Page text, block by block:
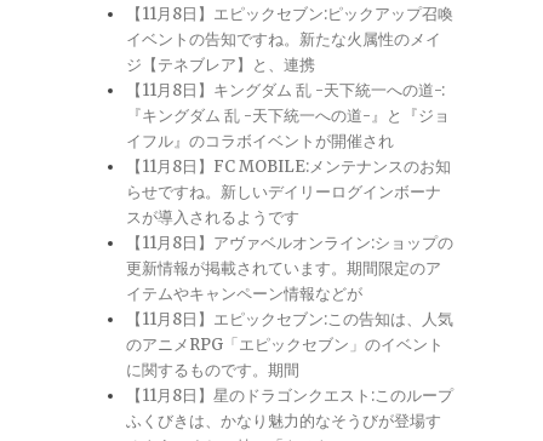
【11月8日】エピックセブン:ピックアップ召喚
イベントの告知ですね。新たな火属性のメイ
ジ【テネブレア】と、連携
【11月8日】キングダム 乱 -天下統一への道-:
『キングダム 乱 -天下統一への道-』と『ジョ
イフル』のコラボイベントが開催され
【11月8日】FC MOBILE:メンテナンスのお知
らせですね。新しいデイリーログインボーナ
スが導入されるようです
【11月8日】アヴァベルオンライン:ショップの
更新情報が掲載されています。期間限定のア
イテムやキャンペーン情報などが
【11月8日】エピックセブン:この告知は、人気
のアニメRPG「エピックセブン」のイベント
に関するものです。期間
【11月8日】星のドラゴンクエスト:このループ
ふくびきは、かなり魅力的なそうびが登場す